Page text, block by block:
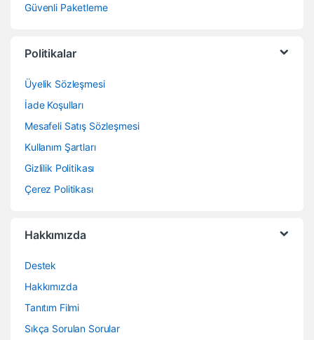
Güvenli Paketleme
Politikalar
Üyelik Sözleşmesi
İade Koşulları
Mesafeli Satış Sözleşmesi
Kullanım Şartları
Gizlilik Politikası
Çerez Politikası
Hakkımızda
Destek
Hakkımızda
Tanıtım Filmi
Sıkça Sorulan Sorular